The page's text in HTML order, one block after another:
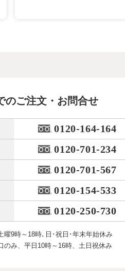
のご注文・お問合せ
0120-164-164
0120-701-234
0120-701-567
0120-154-533
0120-250-730
曜9時～18時､ 日･祝日･年末年始休み
み、 平日10時～16時、土日祝休み